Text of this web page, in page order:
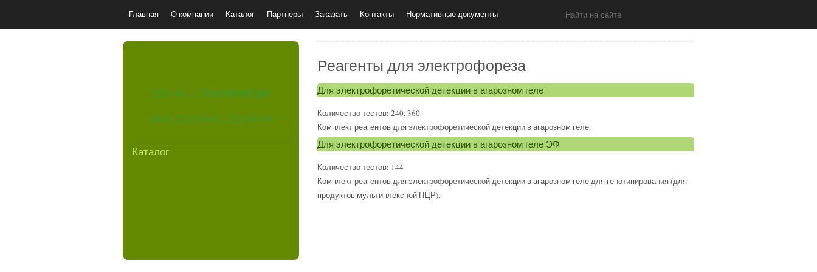
Главная О компании Каталог Партнеры Заказать Контакты Нормативные документы
620144, г. Екатеринбург
(343) 212-09-61, 212-09-94
Каталог
Реагенты для электрофореза
Для электрофоретической детекции в агарозном геле
Количество тестов: 240, 360
Комплект реагентов для электрофоретической детекции в агарозном геле.
Для электрофоретической детекции в агарозном геле ЭФ
Количество тестов: 144
Комплект реагентов для электрофоретической детекции в агарозном геле для генотипирования (для
продуктов мультиплексной ПЦР).